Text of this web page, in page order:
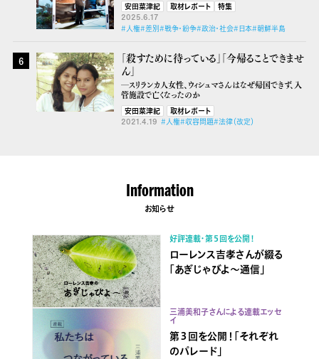
安田菜津紀 取材レポート
特集
2025.6.17
#人権#差別#戦争・紛争#政治・社会#日本#朝鮮半島
6 「殺すために待っている」「今帰ることできませ
ん」
―スリランカ人女性、ウィシュマさんはなぜ帰国できず、入
管施設で亡くなったのか
安田菜津紀
取材レポート
2021.4.19 #人権#収容問題#法律（改定）
Information
お知らせ
好評連載・第５回を公開！
ローレンス吉孝さんが綴る
「あぎじゃびよ〜通信」
三浦美和子さんによる連載エッセ
イ
第３回を公開！「それぞれ
のパレード」